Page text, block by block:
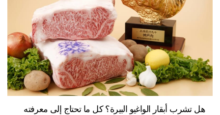
هل تشرب أبقار الواغيو البيرة؟ كل ما تحتاج إلى معرفته